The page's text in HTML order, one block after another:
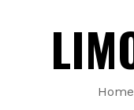
Home